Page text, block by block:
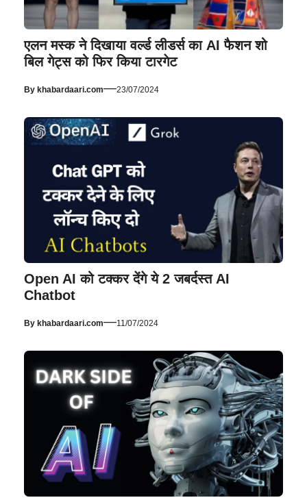
एलन मस्क ने दिखाया वर्ल्ड लीडर्स का AI फैशन शो
बिल गेट्स को फिर किया टारगेट
By khabardaari.com—23/07/2024
Open AI को टक्कर देंगे ये 2 जबर्दस्त AI
Chatbot
By khabardaari.com—11/07/2024